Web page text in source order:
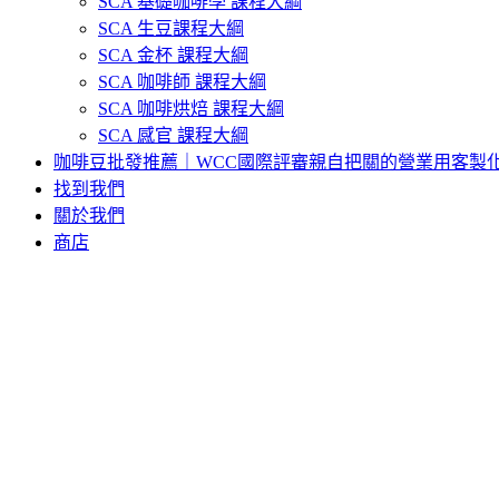
SCA 生豆課程大綱
SCA 金杯 課程大綱
SCA 咖啡師 課程大綱
SCA 咖啡烘焙 課程大綱
SCA 感官 課程大綱
咖啡豆批發推薦｜WCC國際評審親自把關的營業用客製
找到我們
關於我們
商店